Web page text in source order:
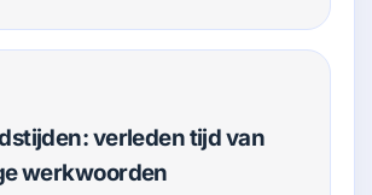
verleden tijd van
werkwoorden